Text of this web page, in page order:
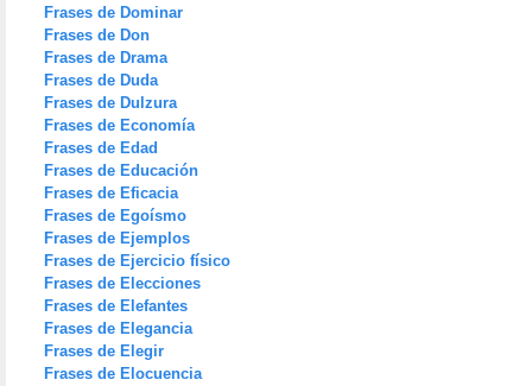
Frases de Dominar
Frases de Don
Frases de Drama
Frases de Duda
Frases de Dulzura
Frases de Economía
Frases de Edad
Frases de Educación
Frases de Eficacia
Frases de Egoísmo
Frases de Ejemplos
Frases de Ejercicio físico
Frases de Elecciones
Frases de Elefantes
Frases de Elegancia
Frases de Elegir
Frases de Elocuencia